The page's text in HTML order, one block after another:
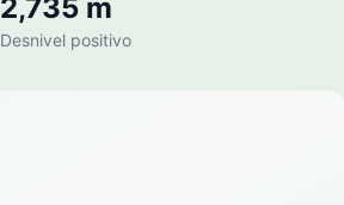
2,735 m
Desnivel positivo